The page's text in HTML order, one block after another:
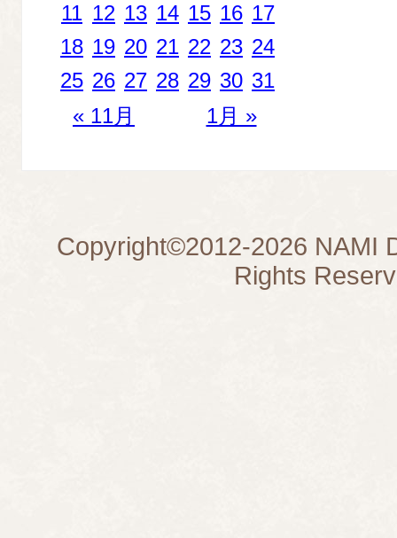
« 11月 1月 »
11 12 13 14 15 16 17
18 19 20 21 22 23 24
25 26 27 28 29 30 31
Copyright©2012-2026 NAMI
Rights